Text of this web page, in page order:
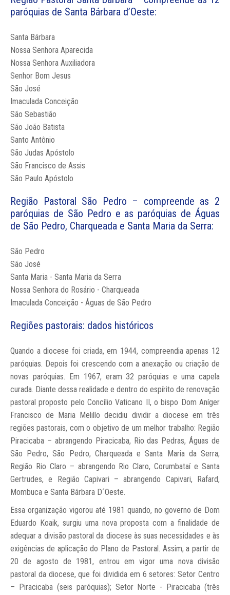
paróquias de Santa Bárbara d’Oeste:
Santa Bárbara
Nossa Senhora Aparecida
Nossa Senhora Auxiliadora
Senhor Bom Jesus
São José
Imaculada Conceição
São Sebastião
São João Batista
Santo Antônio
São Judas Apóstolo
São Francisco de Assis
São Paulo Apóstolo
Região Pastoral São Pedro – compreende as 2
paróquias de São Pedro e as paróquias de Águas
de São Pedro, Charqueada e Santa Maria da Serra:
São Pedro
São José
Santa Maria - Santa Maria da Serra
Nossa Senhora do Rosário - Charqueada
Imaculada Conceição - Águas de São Pedro
Regiões pastorais: dados históricos
Quando a diocese foi criada, em 1944, compreendia apenas 12
paróquias. Depois foi crescendo com a anexação ou criação de
novas paróquias. Em 1967, eram 32 paróquias e uma capela
curada. Diante dessa realidade e dentro do espírito de renovação
pastoral proposto pelo Concílio Vaticano II, o bispo Dom Aníger
Francisco de Maria Melillo decidiu dividir a diocese em três
regiões pastorais, com o objetivo de um melhor trabalho: Região
Piracicaba – abrangendo Piracicaba, Rio das Pedras, Águas de
São Pedro, São Pedro, Charqueada e Santa Maria da Serra;
Região Rio Claro – abrangendo Rio Claro, Corumbataí e Santa
Gertrudes, e Região Capivari – abrangendo Capivari, Rafard,
Mombuca e Santa Bárbara D´Oeste.
Essa organização vigorou até 1981 quando, no governo de Dom
Eduardo Koaik, surgiu uma nova proposta com a finalidade de
adequar a divisão pastoral da diocese às suas necessidades e às
exigências de aplicação do Plano de Pastoral. Assim, a partir de
20 de agosto de 1981, entrou em vigor uma nova divisão
pastoral da diocese, que foi dividida em 6 setores: Setor Centro
– Piracicaba (seis paróquias); Setor Norte - Piracicaba (três